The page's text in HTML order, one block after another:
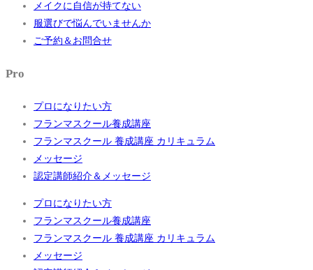
メイクに自信が持てない
服選びで悩んでいませんか
ご予約＆お問合せ
Pro
プロになりたい方
フランマスクール養成講座
フランマスクール 養成講座 カリキュラム
メッセージ
認定講師紹介＆メッセージ
プロになりたい方
フランマスクール養成講座
フランマスクール 養成講座 カリキュラム
メッセージ